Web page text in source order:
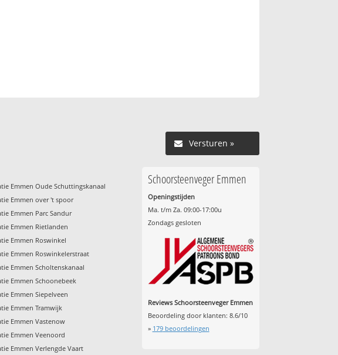
Versturen »
Emmen Oude Schuttingskanaal
Emmen over 't spoor
Emmen Parc Sandur
Emmen Rietlanden
Emmen Roswinkel
Emmen Roswinkelerstraat
Emmen Scholtenskanaal
Emmen Schoonebeek
Emmen Siepelveen
Emmen Tramwijk
Emmen Vastenow
Emmen Veenoord
Emmen Verlengde Vaart
Schoorsteenveger Emmen
Openingstijden
Ma. t/m Za. 09:00-17:00u
Zondags gesloten
Reviews Schoorsteenveger Emmen
Beoordeling door klanten: 8.6/10
» 179beoordelingen